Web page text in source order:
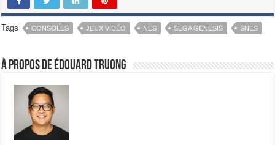
Tags CONSOLES JEUX VIDÉO NES SEGA GENESIS SNES
À propos de Édouard Truong